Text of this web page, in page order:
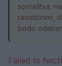
sovraštva,
rasističnimi,
bodo
Failed to fetch